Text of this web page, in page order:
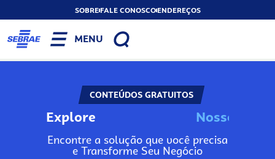
SOBREFALE CONOSCOENDEREÇOS
MENU
CONTEÚDOS GRATUITOS
Explore Nosso
Encontre a solução que você precisa
e Transforme Seu Negócio